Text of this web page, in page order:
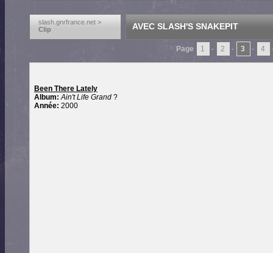
slash.gnrfrance.net >
Clip
AVEC SLASH'S SNAKEPIT
Page 1 - 2 - 3 - 4
Been There Lately
Album: Ain't Life Grand ?
Année: 2000